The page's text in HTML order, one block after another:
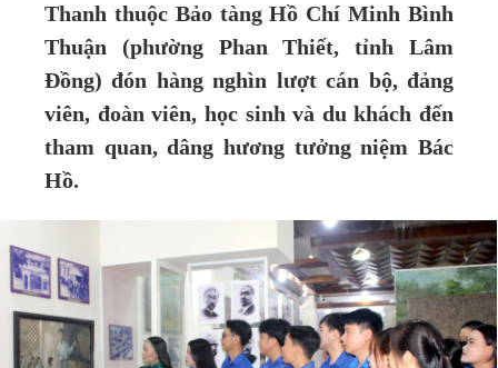
Thanh thuộc Bảo tàng Hồ Chí Minh Bình
Thuận (phường Phan Thiết, tỉnh Lâm
Đồng) đón hàng nghìn lượt cán bộ, đảng
viên, đoàn viên, học sinh và du khách đến
tham quan, dâng hương tưởng niệm Bác
Hồ.